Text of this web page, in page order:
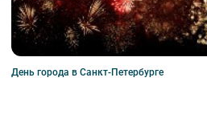
День города в Санкт-Петербурге